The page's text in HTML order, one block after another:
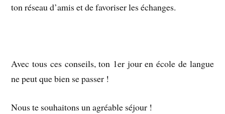
ton réseau d’amis et de favoriser les échanges.
Avec tous ces conseils, ton 1er jour en école de langue
ne peut que bien se passer !
Nous te souhaitons un agréable séjour !